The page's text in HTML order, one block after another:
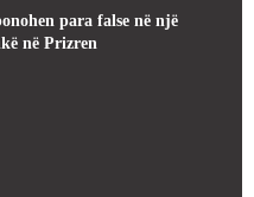
para false në një
në Prizren